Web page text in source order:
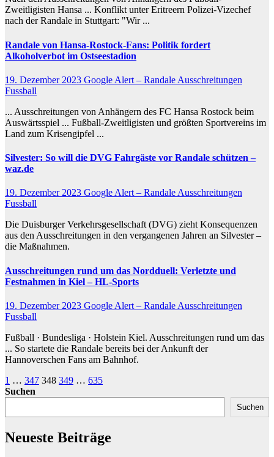
Zweitligisten Hansa ... Konflikt unter Eritreern Polizei-Vizechef
nach der Randale in Stuttgart: "Wir ...
Randale von Hansa-Rostock-Fans: Politik fordert
Alkoholverbot im Ostseestadion
19. Dezember 2023 Google Alert – Randale Ausschreitungen
Fussball
... Ausschreitungen von Anhängern des FC Hansa Rostock beim
Auswärtsspiel ... Fußball-Zweitligisten und größten Sportvereins im
Land zum Krisengipfel ...
Silvester: So will die DVG Fahrgäste vor Randale schützen –
waz.de
19. Dezember 2023 Google Alert – Randale Ausschreitungen
Fussball
Die Duisburger Verkehrsgesellschaft (DVG) zieht Konsequenzen
aus den Ausschreitungen in den vergangenen Jahren an Silvester –
die Maßnahmen.
Ausschreitungen rund um das Nordduell: Verletzte und
Festnahmen in Kiel – HL-Sports
19. Dezember 2023 Google Alert – Randale Ausschreitungen
Fussball
Fußball · Bundesliga · Holstein Kiel. Ausschreitungen rund um das
... So startete die Randale bereits bei der Ankunft der
Hannoverschen Fans am Bahnhof.
Seitennummerierung
der
Beiträge
1 … 347 348 349 … 635
Suchen
Suchen
Neueste Beiträge